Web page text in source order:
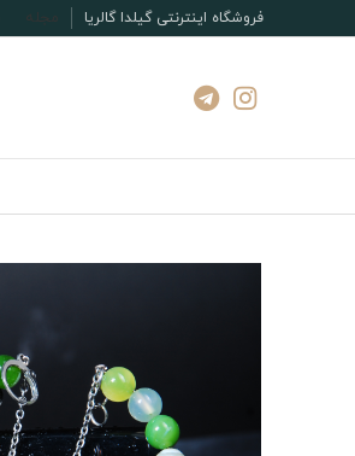
فروشگاه اینترنتی گیلدا گالریا مجله